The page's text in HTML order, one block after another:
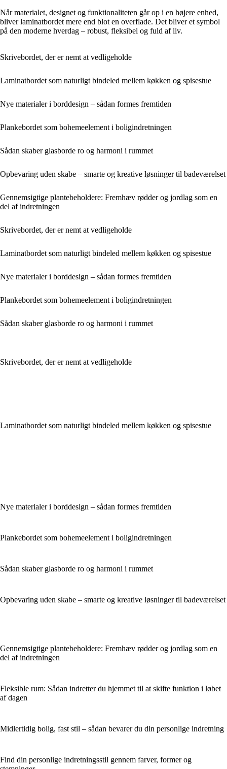
Når materialet, designet og funktionaliteten går op i en højere enhed,
bliver laminatbordet mere end blot en overflade. Det bliver et symbol
på den moderne hverdag – robust, fleksibel og fuld af liv.
Skrivebordet, der er nemt at vedligeholde
Laminatbordet som naturligt bindeled mellem køkken og spisestue
Nye materialer i borddesign – sådan formes fremtiden
Plankebordet som bohemeelement i boligindretningen
Sådan skaber glasborde ro og harmoni i rummet
Opbevaring uden skabe – smarte og kreative løsninger til badeværelset
Gennemsigtige plantebeholdere: Fremhæv rødder og jordlag som en
del af indretningen
Skrivebordet, der er nemt at vedligeholde
Laminatbordet som naturligt bindeled mellem køkken og spisestue
Nye materialer i borddesign – sådan formes fremtiden
Plankebordet som bohemeelement i boligindretningen
Sådan skaber glasborde ro og harmoni i rummet
Skrivebordet, der er nemt at vedligeholde
Laminatbordet som naturligt bindeled mellem køkken og spisestue
Nye materialer i borddesign – sådan formes fremtiden
Plankebordet som bohemeelement i boligindretningen
Sådan skaber glasborde ro og harmoni i rummet
Opbevaring uden skabe – smarte og kreative løsninger til badeværelset
Gennemsigtige plantebeholdere: Fremhæv rødder og jordlag som en
del af indretningen
Fleksible rum: Sådan indretter du hjemmet til at skifte funktion i løbet
af dagen
Midlertidig bolig, fast stil – sådan bevarer du din personlige indretning
Find din personlige indretningsstil gennem farver, former og